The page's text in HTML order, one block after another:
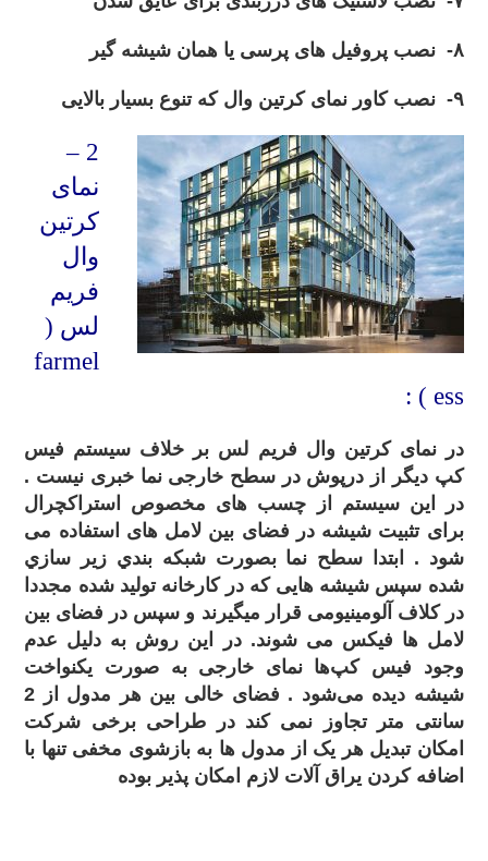
۸- نصب پروفیل های پرسی یا همان شیشه گیر
۹- نصب کاور نمای کرتین وال که تنوع بسیار بالایی
2 –
نمای
کرتین
وال
فریم
لس (
farmel
ess ) :
در نمای کرتین وال فریم لس بر خلاف سیستم فیس
کپ دیگر از درپوش در سطح خارجی نما خبری نیست .
در این سیستم از چسب های مخصوص استراکچرال
برای تثبیت شیشه در فضای بین لامل های استفاده می
شود . ابتدا سطح نما بصورت شبکه بندي زير سازي
شده سپس شیشه هایی که در کارخانه تولید شده مجددا
در کلاف آلومینیومی قرار میگیرند و سپس در فضای بین
لامل ها فیکس می شوند. در این روش به دلیل عدم
وجود فیس کپ‌ها نمای خارجی به صورت یکنواخت
شیشه دیده می‌شود . فضای خالی بین هر مدول از 2
سانتی متر تجاوز نمی کند در طراحی برخی شرکت
امکان تبدیل هر یک از مدول ها به بازشوی مخفی تنها با
اضافه کردن یراق آلات لازم امکان پذیر بوده